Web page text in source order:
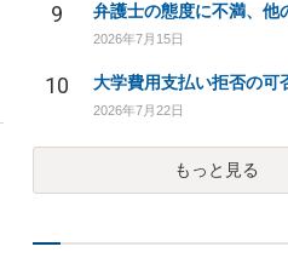
9
2026年7月15日
10
2026年7月22日
もっと見る